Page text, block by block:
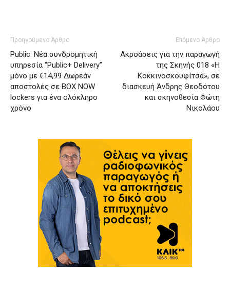
Προηγούμενο Άρθρο
Public: Νέα συνδρομητική
υπηρεσία “Public+ Delivery”
μόνο με €14,99 Δωρεάν
αποστολές σε BOX NOW
lockers για ένα ολόκληρο
χρόνο
Επόμενο Άρθρο
Ακροάσεις για την παραγωγή
της Σκηνής 018 «Η
Κοκκινοσκουφίτσα», σε
διασκευή Άνδρης Θεοδότου
και σκηνοθεσία Φώτη
Νικολάου